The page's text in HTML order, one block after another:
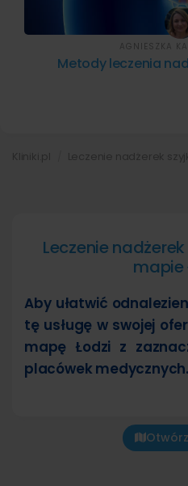
Metody leczenia
AGNIESZKA
Leczenie
mapie
Aby ułatwić
tę usługę w swojej
mapę Łodzi z
placówek medycznych.